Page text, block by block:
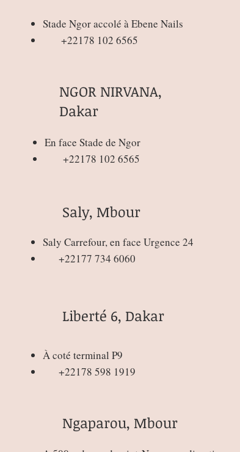
Stade Ngor accolé à Ebene Nails
+22178 102 6565
NGOR NIRVANA,
Dakar
En face Stade de Ngor
+22178 102 6565
Saly, Mbour
Saly Carrefour, en face Urgence 24
+22177 734 6060
Liberté 6, Dakar
À coté terminal P9
+22178 598 1919
Ngaparou, Mbour